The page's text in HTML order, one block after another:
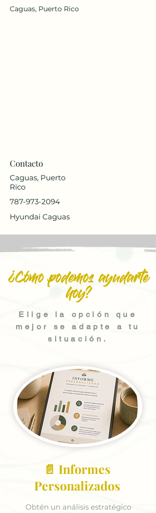
Caguas, Puerto Rico
Contacto
Caguas, Puerto
Rico
787-973-2094
Hyundai Caguas
¿Cómo podemos ayudarte
hoy?
Elige la opción que
mejor se adapte a tu
situación.
📄 Informes
Personalizados
Obtén un análisis estratégico